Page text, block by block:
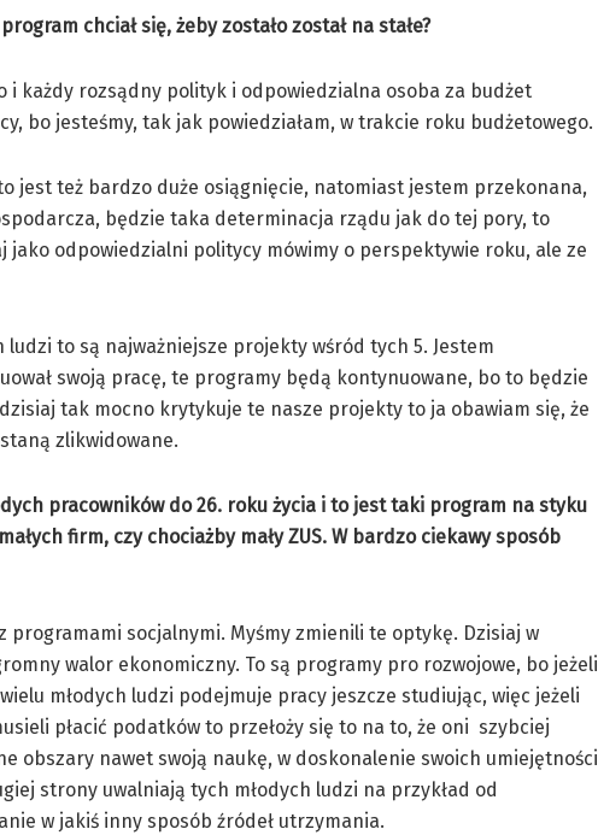
chciał się, żeby zostało został na stałe?
i każdy rozsądny polityk i odpowiedzialna osoba za budżet
bo jesteśmy, tak jak powiedziałam, w trakcie roku budżetowego.
jest też bardzo duże osiągnięcie, natomiast jestem przekonana,
będzie taka determinacja rządu jak do tej pory, to
odpowiedzialni politycy mówimy o perspektywie roku, ale ze
to są najważniejsze projekty wśród tych 5. Jestem
swoją pracę, te programy będą kontynuowane, bo to będzie
tak mocno krytykuje te nasze projekty to ja obawiam się, że
zlikwidowane.
pracowników do 26. roku życia i to jest taki program na styku
firm, czy chociażby mały ZUS. W bardzo ciekawy sposób
programami socjalnymi. Myśmy zmienili te optykę. Dzisiaj w
walor ekonomiczny. To są programy pro rozwojowe, bo jeżeli
młodych ludzi podejmuje pracy jeszcze studiując, więc jeżeli
płacić podatków to przełoży się to na to, że oni szybciej
obszary nawet swoją naukę, w doskonalenie swoich umiejętności
strony uwalniają tych młodych ludzi na przykład od
w jakiś inny sposób źródeł utrzymania.